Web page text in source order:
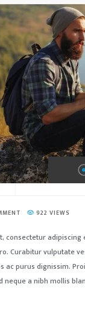
922 VIEWS
consectetur
Curabitur vulputate
ac purus dignissim.
neque a nibh mollis